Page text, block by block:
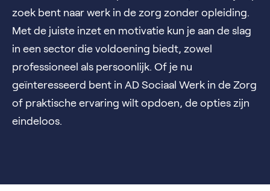
zoek bent naar werk in de zorg zonder opleiding.
Met de juiste inzet en motivatie kun je aan de slag
in een sector die voldoening biedt, zowel
professioneel als persoonlijk. Of je nu
geïnteresseerd bent in AD Sociaal Werk in de Zorg
of praktische ervaring wilt opdoen, de opties zijn
eindeloos.